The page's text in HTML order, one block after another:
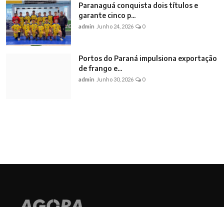
Paranaguá conquista dois títulos e
garante cinco p...
admin Junho 24, 2026 0
Portos do Paraná impulsiona exportação
de frango e...
admin Junho 30, 2026 0